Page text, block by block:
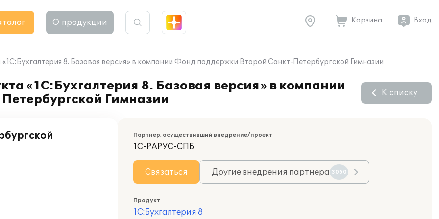
О продукции Корзина Вход
8. Базовая версия» в компании Фонд поддержки Второй Санкт-Петербургской Гимназии
«1С:Бухгалтерия 8. Базовая версия» в компании
Гимназии
К списку
Партнер, осуществивший внедрение/проект
1С-РАРУС-СПБ
Связаться Другие внедрения партнера 3050
Продукт
1С:Бухгалтерия 8